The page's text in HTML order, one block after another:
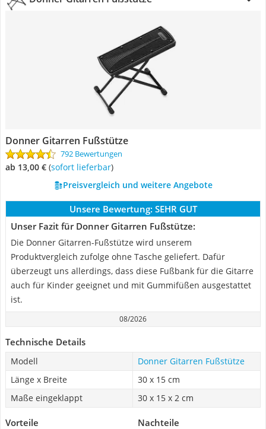
Donner Gitarren Fußstütze
792 Bewertungen
ab 13,00 € ( Sofort lieferbar)
Preisvergleich und weitere Angebote
Unsere Bewertung: SEHR GUT
Unser Fazit für Donner Gitarren Fußstütze:
Die Donner Gitarren-Fußstütze wird unserem
Produktvergleich zufolge ohne Tasche geliefert. Dafür
überzeugt uns allerdings, dass diese Fußbank für die Gitarre
auch für Kinder geeignet und mit Gummifüßen ausgestattet
ist.
08/2026
Technische Details
Modell
Donner Gitarren Fußstütze
Länge x Breite
30 x 15 cm
Maße eingeklappt
30 x 15 x 2 cm
Vorteile Nachteile